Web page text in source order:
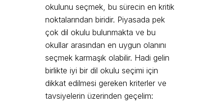
okulunu seçmek, bu sürecin en kritik
noktalarından biridir. Piyasada pek
çok dil okulu bulunmakta ve bu
okullar arasından en uygun olanını
seçmek karmaşık olabilir. Hadi gelin
birlikte iyi bir dil okulu seçimi için
dikkat edilmesi gereken kriterler ve
tavsiyelerin üzerinden geçelim: